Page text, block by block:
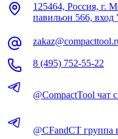
125464, Россия, г.
павильон 566,
8 (495) 752-55-22
@CompactTool чат
@CFandCT группа